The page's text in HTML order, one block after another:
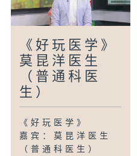
《好玩医学》
莫昆洋医生
（普通科医
生）
《好玩医学》
嘉宾：莫昆洋医生
（普通科医生）